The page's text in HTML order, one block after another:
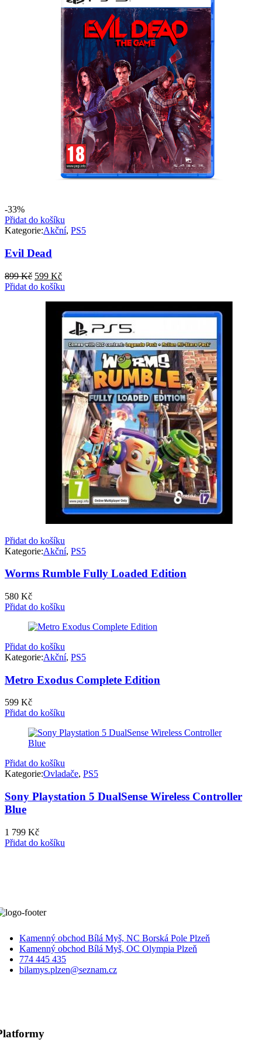
-33%
Přidat do košíku
Kategorie:Akční, PS5
Evil Dead
899Kč Původní
cena
599 KčAktuální
cena
Přidat do košíku
Přidat do košíku
Kategorie:Akční, PS5
Worms Rumble Fully Loaded Edition
580 Kč
Přidat do košíku
Přidat do košíku
Kategorie:Akční, PS5
Metro Exodus Complete Edition
599 Kč
Přidat do košíku
Přidat do košíku
Kategorie:Ovladače, PS5
Sony Playstation 5 DualSense Wireless Controller
Blue
1 799 Kč
Přidat do košíku
Kamenný obchod Bílá Myš, NC Borská Pole Plzeň
Kamenný obchod Bílá Myš, OC Olympia Plzeň
774 445 435
bilamys.plzen@seznam.cz